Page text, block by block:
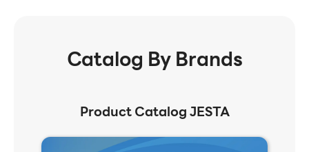
Catalog By Brands
Product Catalog JESTA